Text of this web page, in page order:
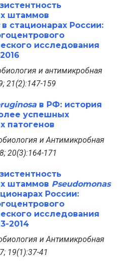
штаммов
в стационарах России:
исследования
и антимикробная
21(2):147-159
в РФ: история
успешных
патогенов
и Антимикробная
20(3):164-171
штаммов Pseudomonas
России:
исследования
2014
и Антимикробная
19(1):37-41